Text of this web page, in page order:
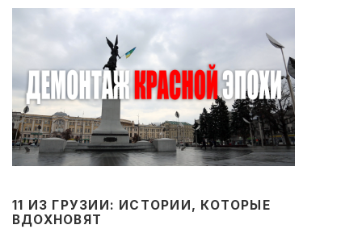
11 ИЗ ГРУЗИИ: ИСТОРИИ, КОТОРЫЕ
ВДОХНОВЯТ